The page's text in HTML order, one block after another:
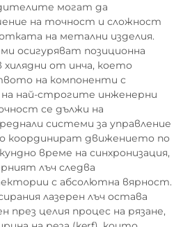
могат да
на точност и сложност
на метални изделия.
осигуряват позиционна
от инча, което
на компоненти с
най-строгите инженерни
се дължи на
системи за управление
координират движението по
време на синхронизация,
лъч следва
с абсолютна вярност.
лазерен лъч остава
през целия процес на рязане,